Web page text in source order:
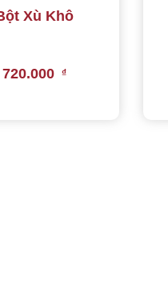
Xù Khô
720.000 ₫